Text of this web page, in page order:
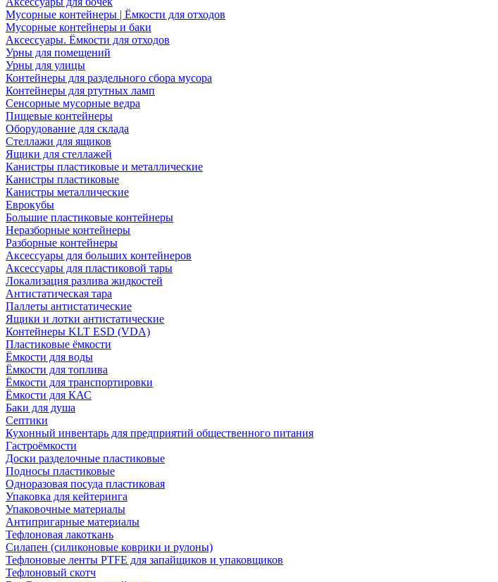
Мусорные контейнеры | Ёмкости для отходов
Мусорные контейнеры и баки
Аксессуары. Ёмкости для отходов
Урны для помещений
Урны для улицы
Контейнеры для раздельного сбора мусора
Контейнеры для ртутных ламп
Сенсорные мусорные ведра
Пищевые контейнеры
Оборудование для склада
Стеллажи для ящиков
Ящики для стеллажей
Канистры пластиковые и металлические
Канистры пластиковые
Канистры металлические
Еврокубы
Большие пластиковые контейнеры
Неразборные контейнеры
Разборные контейнеры
Аксессуары для больших контейнеров
Аксессуары для пластиковой тары
Локализация разлива жидкостей
Антистатическая тара
Паллеты антистатические
Ящики и лотки антистатические
Контейнеры KLT ESD (VDA)
Пластиковые ёмкости
Ёмкости для воды
Ёмкости для топлива
Ёмкости для транспортировки
Ёмкости для КАС
Баки для душа
Септики
Кухонный инвентарь для предприятий общественного питания
Гастроёмкости
Доски разделочные пластиковые
Подносы пластиковые
Одноразовая посуда пластиковая
Упаковка для кейтеринга
Упаковочные материалы
Антипригарные материалы
Тефлоновая лакоткань
Силапен (силиконовые коврики и рулоны)
Тефлоновые ленты PTFE для запайщиков и упаковщиков
Тефлоновый скотч